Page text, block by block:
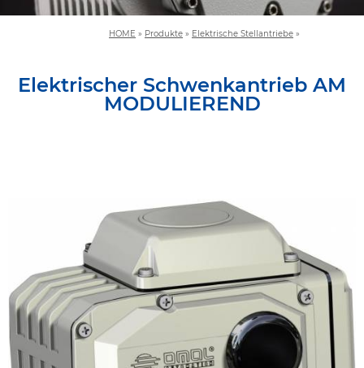
HOME » Produkte » Elektrische Stellantriebe »
Elektrischer Schwenkantrieb AM
MODULIEREND